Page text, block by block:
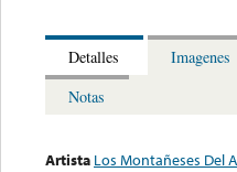
Detalles
Imagenes
Notas
Artista Los Montañeses Del